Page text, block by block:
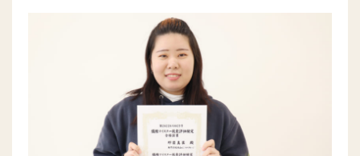
デジタルパンフレット
採用担当の方へ